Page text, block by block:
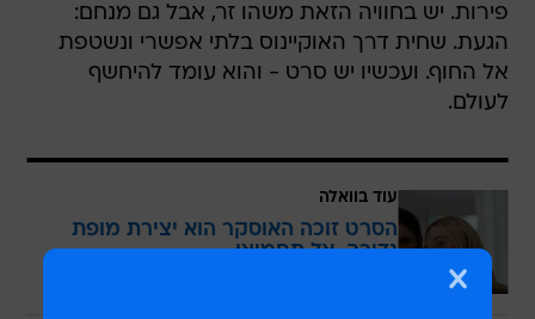
פירות. יש בחוויה הזאת משהו זר, אבל גם מנחם:
הגעת. שחית דרך האוקיינוס בלתי אפשרי ונשטפת
אל החוף. ועכשיו יש סרט - והוא עומד להיחשף
לעולם.
עוד בוואלה
הסרט זוכה האוסקר הוא יצירת מופת
נדירה. אל תחמיצו